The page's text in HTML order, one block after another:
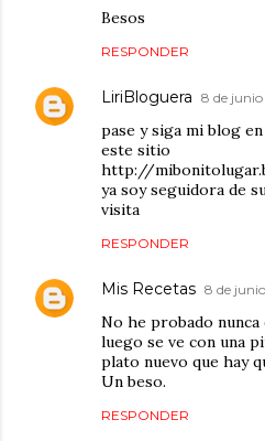
Besos
RESPONDER
LiriBloguera 8 de junio
pase y siga mi blog
este sitio
http://
ya soy seguidora de
visita
RESPONDER
Mis Recetas 8 de
No he probado
luego se ve con una
plato nuevo que hay
Un beso.
RESPONDER